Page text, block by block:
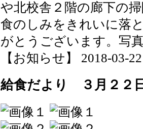
や北校舎２階の廊下の
食のしみをきれいに落
がとうございます。写
【お知らせ】 2018-03-
給食だより ３月２２